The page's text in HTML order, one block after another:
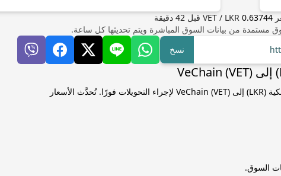
VET / LKR 0.63744 قبل 42 دقيقة
من بيانات السوق المباشرة ويتم تحديثها كل ساعة.
نسخ
استخدم سعر الصرف المباشر من روبية سريلانكية (LKR) إلى VeChain (VET) لإجراء التحويلات فورًا. تُحدَّث الأسعار
السوق.